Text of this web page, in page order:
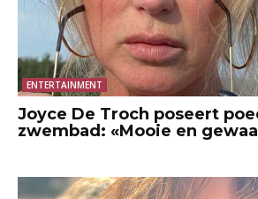
ENTERTAINMENT
Joyce De Troch poseert
zwembad: «Mooie en